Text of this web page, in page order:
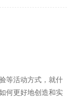
等活动方式，就什
何更好地创造和实